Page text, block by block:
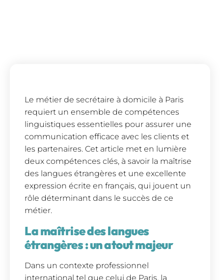
Le métier de secrétaire à domicile à Paris
requiert un ensemble de compétences
linguistiques essentielles pour assurer une
communication efficace avec les clients et
les partenaires. Cet article met en lumière
deux compétences clés, à savoir la maîtrise
des langues étrangères et une excellente
expression écrite en français, qui jouent un
rôle déterminant dans le succès de ce
métier.
La maîtrise des langues
étrangères : un atout majeur
Dans un contexte professionnel
international tel que celui de Paris, la